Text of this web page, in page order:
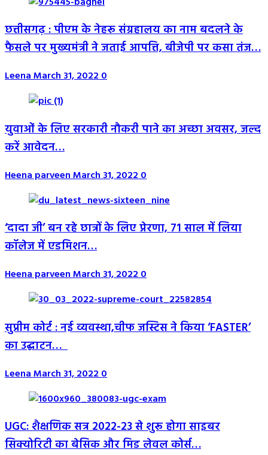
छत्तीसगढ़ : पीएम के नेहरू संग्रहालय का नाम बदलने के
फैसले पर मुख्यमंत्री ने जताई आपत्ति, बीजेपी पर कसा तंज…
LeenaMarch 31, 20220
युवाओं के लिए सरकारी नौकरी पाने का अच्छा अवसर, जल्द
करें आवेदन…
Heena parveenMarch 31, 20220
‘दादा जी’ बन रहे छात्रों के लिए प्रेरणा, 71 साल में लिया
कॉलेज में एडम‍िशन…
Heena parveenMarch 31, 20220
सुप्रीम कोर्ट : नई व्यवस्था,चीफ जस्टिस ने किया ‘FASTER’
का उद्घाटन…
LeenaMarch 31, 20220
UGC: शैक्षणिक सत्र 2022-23 से शुरू होगा साइबर
सिक्योरिटी का बेसिक और मिड लेवल कोर्स…